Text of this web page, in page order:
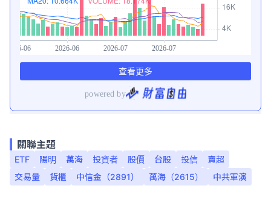
關聯主題
ETF 陽明 萬海 投資者 股價 台股 投信
賣超
交易量
貨櫃 中信金（2891） 萬海（2615） 中共軍演